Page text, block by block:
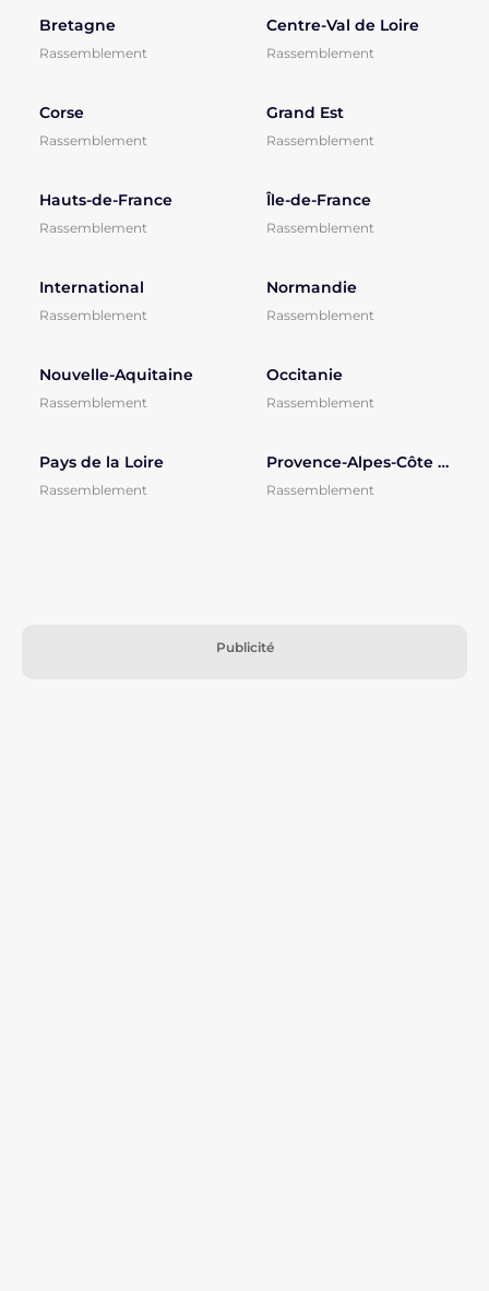
Bretagne
Rassemblement
Centre-Val de Loire
Rassemblement
Corse
Rassemblement
Grand Est
Rassemblement
Hauts-de-France
Rassemblement
Île-de-France
Rassemblement
International
Rassemblement
Normandie
Rassemblement
Nouvelle-Aquitaine
Rassemblement
Occitanie
Rassemblement
Pays de la Loire
Rassemblement
Provence-Alpes-Côte d'Azur
Rassemblement
Publicité